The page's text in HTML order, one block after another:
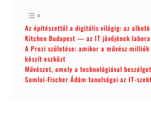
Az építészettől a digitális világig: az
Kitchen Budapest — az IT jövőjének
A Prezi születése: amikor a művész milliók
készít eszközt
Művészet, amely a technológiával beszélget
Somlai-Fischer Ádám tanulságai az IT-